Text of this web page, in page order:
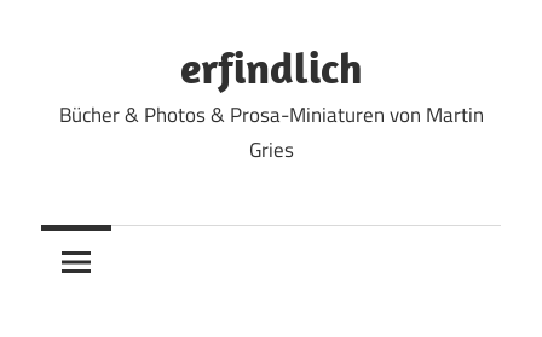
erfindlich
Bücher & Photos & Prosa-Miniaturen von Martin
Gries